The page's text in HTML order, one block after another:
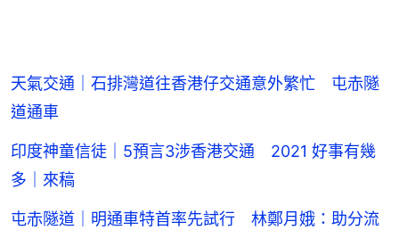
天氣交通｜石排灣道往香港仔交通意外繁忙 屯赤隧
道通車
印度神童信徒｜5預言3涉香港交通 2021 好事有幾
多｜來稿
屯赤隧道｜明通車特首率先試行 林鄭月娥：助分流